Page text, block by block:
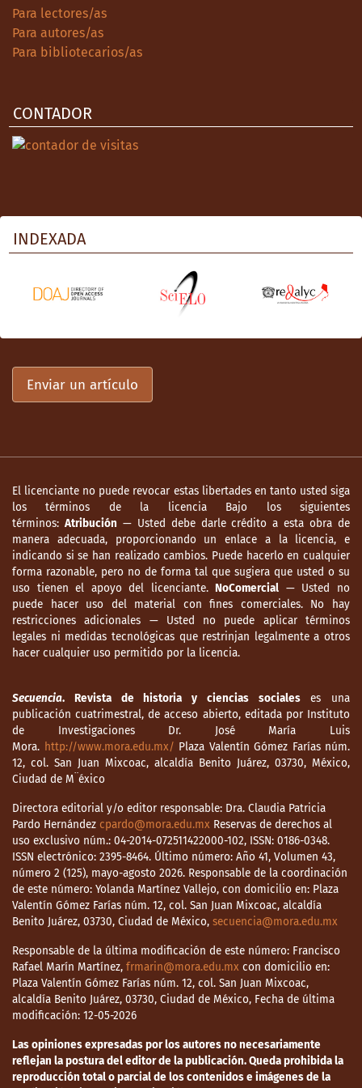
Para lectores/as
Para autores/as
Para bibliotecarios/as
CONTADOR
INDEXADA
Enviar un artículo
El licenciante no puede revocar estas libertades en tanto usted siga
los términos de la licencia Bajo los siguientes
términos: Atribución — Usted debe darle crédito a esta obra de
manera adecuada, proporcionando un enlace a la licencia, e
indicando si se han realizado cambios. Puede hacerlo en cualquier
forma razonable, pero no de forma tal que sugiera que usted o su
uso tienen el apoyo del licenciante.NoComercial — Usted no
puede hacer uso del material con fines comerciales. No hay
restricciones adicionales — Usted no puede aplicar términos
legales ni medidas tecnológicas que restrinjan legalmente a otros
hacer cualquier uso permitido por la licencia.
Secuencia. Revista de historia y ciencias socialeses una
publicación cuatrimestral, de acceso abierto, editada por Instituto
de Investigaciones Dr. José María Luis
Mora. http://www.mora.edu.mx/ Plaza Valentín Gómez Farías núm.
12, col. San Juan Mixcoac, alcaldía Benito Juárez, 03730, México,
Ciudad de M¨éxico
Directora editorial y/o editor responsable: Dra. Claudia Patricia
Pardo Hernández cpardo@mora.edu.mx Reservas de derechos al
uso exclusivo núm.: 04-2014-072511422000-102, ISSN: 0186-0348.
ISSN electrónico: 2395-8464. Último número: Año 41, Volumen 43,
número 2 (125), mayo-agosto 2026. Responsable de la coordinación
de este número: Yolanda Martínez Vallejo, con domicilio en: Plaza
Valentín Gómez Farías núm. 12, col. San Juan Mixcoac, alcaldía
Benito Juárez, 03730, Ciudad de México, secuencia@mora.edu.mx
Responsable de la última modificación de este número: Francisco
Rafael Marín Martínez, frmarin@mora.edu.mx con domicilio en:
Plaza Valentín Gómez Farías núm. 12, col. San Juan Mixcoac,
alcaldía Benito Juárez, 03730, Ciudad de México, Fecha de última
modificación: 12-05-2026
Las opiniones expresadas por los autores no necesariamente
reflejan la postura del editor de la publicación. Queda prohibida la
reproducción total o parcial de los contenidos e imágenes de la